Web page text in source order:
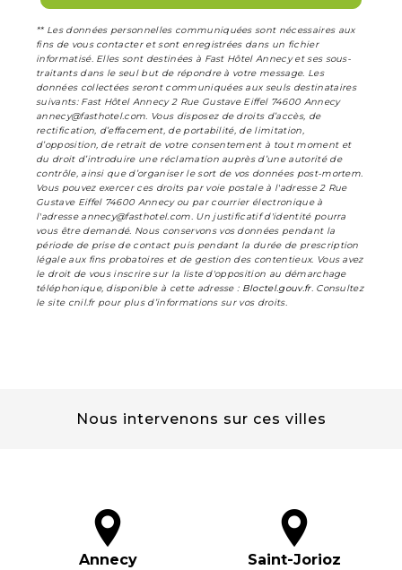
** Les données personnelles communiquées sont nécessaires aux
fins de vous contacter et sont enregistrées dans un fichier
informatisé. Elles sont destinées à Fast Hôtel Annecy et ses sous-
traitants dans le seul but de répondre à votre message. Les
données collectées seront communiquées aux seuls destinataires
suivants: Fast Hôtel Annecy 2 Rue Gustave Eiffel 74600 Annecy
annecy@fasthotel.com. Vous disposez de droits d’accès, de
rectification, d’effacement, de portabilité, de limitation,
d’opposition, de retrait de votre consentement à tout moment et
du droit d’introduire une réclamation auprès d’une autorité de
contrôle, ainsi que d’organiser le sort de vos données post-mortem.
Vous pouvez exercer ces droits par voie postale à l'adresse 2 Rue
Gustave Eiffel 74600 Annecy ou par courrier électronique à
l'adresse annecy@fasthotel.com. Un justificatif d'identité pourra
vous être demandé. Nous conservons vos données pendant la
période de prise de contact puis pendant la durée de prescription
légale aux fins probatoires et de gestion des contentieux. Vous avez
le droit de vous inscrire sur la liste d'opposition au démarchage
téléphonique, disponible à cette adresse : Bloctel.gouv.fr. Consultez
le site cnil.fr pour plus d’informations sur vos droits.
Nous intervenons sur ces villes
Annecy Saint-Jorioz